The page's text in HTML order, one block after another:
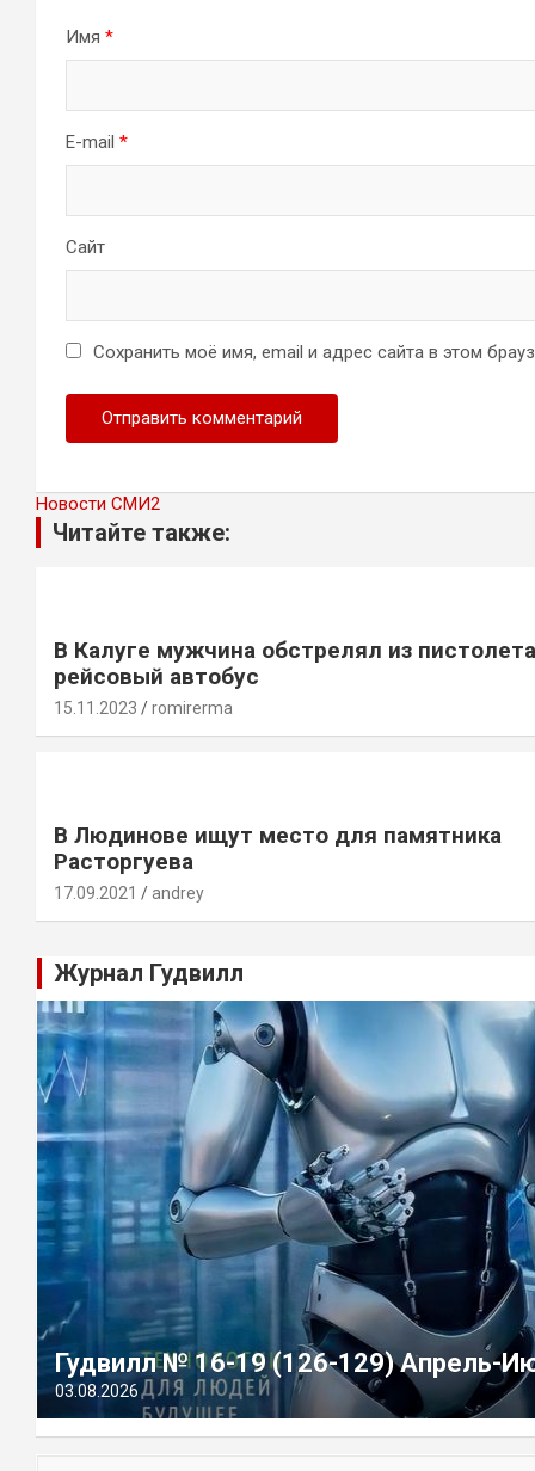
Имя *
E-mail *
Сайт
Сохранить моё имя, email и адрес сайта в этом
Новости СМИ2
Читайте также:
В Калуге мужчина обстрелял из пистолета
рейсовый автобус
15.11.2023 romirerma
В Людинове ищут место для памятника
Расторгуева
17.09.2021 andrey
Журнал Гудвилл
Гудвилл № 16-19 (126-129) Апрель-
03.08.2026